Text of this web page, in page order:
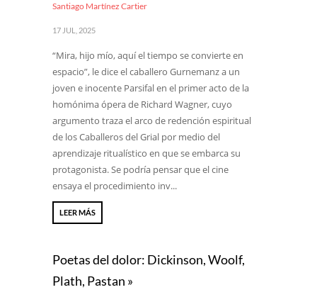
Santiago Martínez Cartier
17 JUL, 2025
“Mira, hijo mío, aquí el tiempo se convierte en
espacio”, le dice el caballero Gurnemanz a un
joven e inocente Parsifal en el primer acto de la
homónima ópera de Richard Wagner, cuyo
argumento traza el arco de redención espiritual
de los Caballeros del Grial por medio del
aprendizaje ritualístico en que se embarca su
protagonista. Se podría pensar que el cine
ensaya el procedimiento inv...
LEER MÁS
Poetas del dolor: Dickinson, Woolf,
Plath, Pastan »